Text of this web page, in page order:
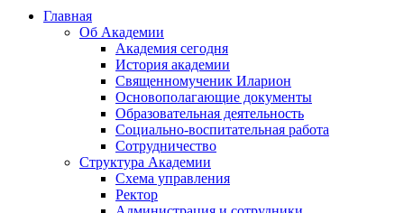
Главная
Об Академии
Академия сегодня
История академии
Священномученик Иларион
Основополагающие документы
Образовательная деятельность
Социально-воспитательная работа
Сотрудничество
Структура Академии
Схема управления
Ректор